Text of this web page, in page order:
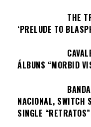
THE
‘PRELUDE TO
ÁLBUNS “MORBID
NACIONAL, SWITCH
SINGLE “RETRATOS”